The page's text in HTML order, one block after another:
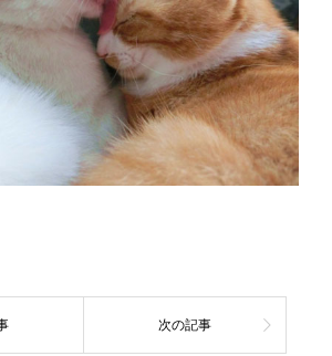
次の記事